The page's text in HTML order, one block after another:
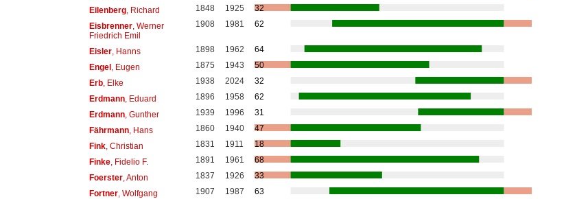
Eilenberg, Richard 1848 1925
32
Eisbrenner, Werner
Friedrich Emil
1908 1981 62
Eisler, Hanns 1898 1962
64
Engel, Eugen 1875 1943
50
Erb, Elke 1938 2024
32
Erdmann, Eduard 1896 1958
62
Erdmann, Gunther 1939 1996
31
Fährmann, Hans 1860 1940
47
Fink, Christian 1831 1911
18
Finke, Fidelio F. 1891 1961
68
Foerster, Anton 1837 1926
33
Fortner, Wolfgang 1907 1987
63